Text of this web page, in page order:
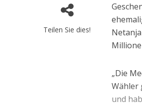
Teilen Sie dies!
„Die
Wähler
und